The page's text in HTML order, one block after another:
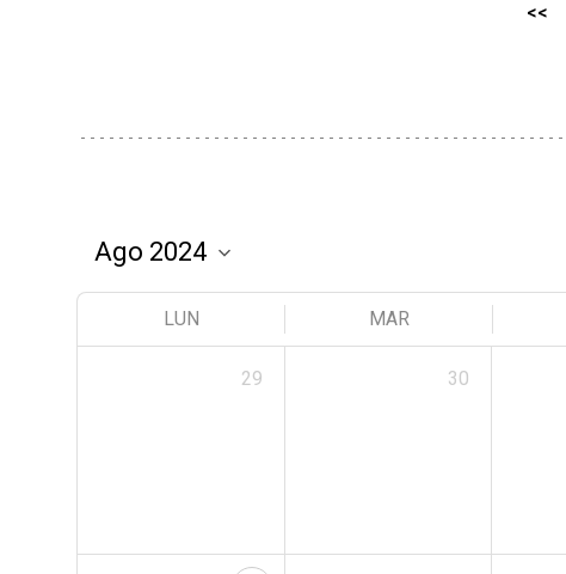
<<
LUN MAR
29 30